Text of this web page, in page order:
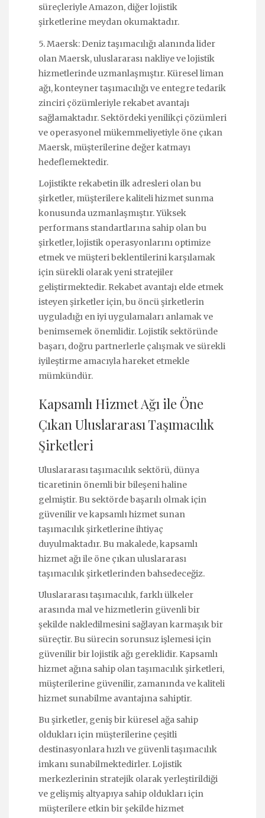
süreçleriyle Amazon, diğer lojistik
şirketlerine meydan okumaktadır.
5. Maersk: Deniz taşımacılığı alanında lider
olan Maersk, uluslararası nakliye ve lojistik
hizmetlerinde uzmanlaşmıştır. Küresel liman
ağı, konteyner taşımacılığı ve entegre tedarik
zinciri çözümleriyle rekabet avantajı
sağlamaktadır. Sektördeki yenilikçi çözümleri
ve operasyonel mükemmeliyetiyle öne çıkan
Maersk, müşterilerine değer katmayı
hedeflemektedir.
Lojistikte rekabetin ilk adresleri olan bu
şirketler, müşterilere kaliteli hizmet sunma
konusunda uzmanlaşmıştır. Yüksek
performans standartlarına sahip olan bu
şirketler, lojistik operasyonlarını optimize
etmek ve müşteri beklentilerini karşılamak
için sürekli olarak yeni stratejiler
geliştirmektedir. Rekabet avantajı elde etmek
isteyen şirketler için, bu öncü şirketlerin
uyguladığı en iyi uygulamaları anlamak ve
benimsemek önemlidir. Lojistik sektöründe
başarı, doğru partnerlerle çalışmak ve sürekli
iyileştirme amacıyla hareket etmekle
mümkündür.
Kapsamlı Hizmet Ağı ile Öne
Çıkan Uluslararası Taşımacılık
Şirketleri
Uluslararası taşımacılık sektörü, dünya
ticaretinin önemli bir bileşeni haline
gelmiştir. Bu sektörde başarılı olmak için
güvenilir ve kapsamlı hizmet sunan
taşımacılık şirketlerine ihtiyaç
duyulmaktadır. Bu makalede, kapsamlı
hizmet ağı ile öne çıkan uluslararası
taşımacılık şirketlerinden bahsedeceğiz.
Uluslararası taşımacılık, farklı ülkeler
arasında mal ve hizmetlerin güvenli bir
şekilde nakledilmesini sağlayan karmaşık bir
süreçtir. Bu sürecin sorunsuz işlemesi için
güvenilir bir lojistik ağı gereklidir. Kapsamlı
hizmet ağına sahip olan taşımacılık şirketleri,
müşterilerine güvenilir, zamanında ve kaliteli
hizmet sunabilme avantajına sahiptir.
Bu şirketler, geniş bir küresel ağa sahip
oldukları için müşterilerine çeşitli
destinasyonlara hızlı ve güvenli taşımacılık
imkanı sunabilmektedirler. Lojistik
merkezlerinin stratejik olarak yerleştirildiği
ve gelişmiş altyapıya sahip oldukları için
müşterilere etkin bir şekilde hizmet